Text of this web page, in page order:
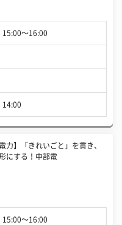
15:00〜16:00
14:00
力】「きれいごと」を貫き、
にする！中部電
15:00〜16:00